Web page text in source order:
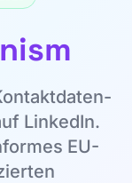
LinkedIn.
EU-